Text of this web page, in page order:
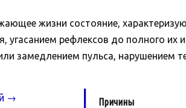
жизни состояние,
угасанием рефлексов до полного их
замедлением пульса, нарушением
→
Причины